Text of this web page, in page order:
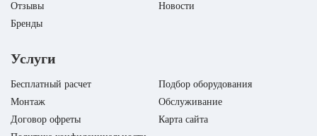
Отзывы
Новости
Бренды
Услуги
Бесплатный расчет
Подбор оборудования
Монтаж
Обслуживание
Договор офреты
Карта сайта